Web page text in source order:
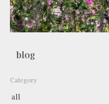
blog
Category
all